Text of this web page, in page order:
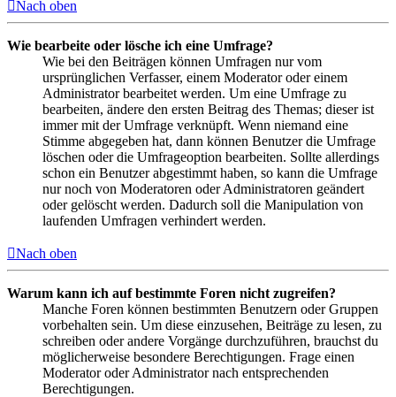
Nach oben
Wie bearbeite oder lösche ich eine Umfrage?
Wie bei den Beiträgen können Umfragen nur vom
ursprünglichen Verfasser, einem Moderator oder einem
Administrator bearbeitet werden. Um eine Umfrage zu
bearbeiten, ändere den ersten Beitrag des Themas; dieser ist
immer mit der Umfrage verknüpft. Wenn niemand eine
Stimme abgegeben hat, dann können Benutzer die Umfrage
löschen oder die Umfrageoption bearbeiten. Sollte allerdings
schon ein Benutzer abgestimmt haben, so kann die Umfrage
nur noch von Moderatoren oder Administratoren geändert
oder gelöscht werden. Dadurch soll die Manipulation von
laufenden Umfragen verhindert werden.
Nach oben
Warum kann ich auf bestimmte Foren nicht zugreifen?
Manche Foren können bestimmten Benutzern oder Gruppen
vorbehalten sein. Um diese einzusehen, Beiträge zu lesen, zu
schreiben oder andere Vorgänge durchzuführen, brauchst du
möglicherweise besondere Berechtigungen. Frage einen
Moderator oder Administrator nach entsprechenden
Berechtigungen.